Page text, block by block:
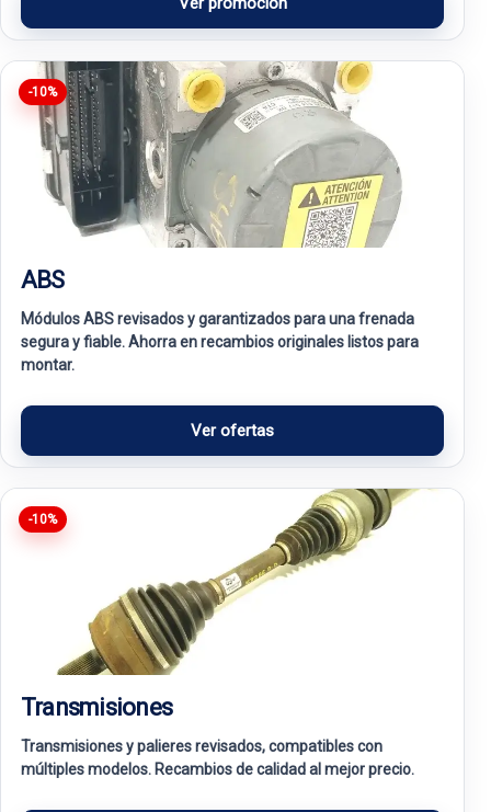
-10%
ABS
Módulos ABS revisados y garantizados para una frenada
segura y fiable. Ahorra en recambios originales listos para
montar.
Ver ofertas
-10%
Transmisiones
Transmisiones y palieres revisados, compatibles con
múltiples modelos. Recambios de calidad al mejor precio.